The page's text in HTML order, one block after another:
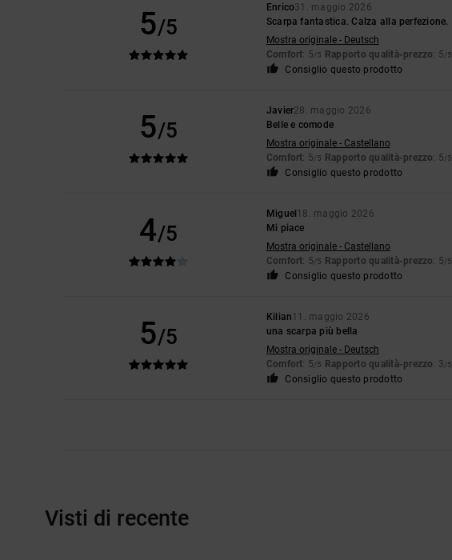
5/5
Enrico31. maggio 2026
Scarpa fantastica. Calza alla perfezione.
Mostra originale - Deutsch
Comfort: 5/5 Rapporto qualità-prezzo: 5/5
Consiglio questo prodotto
5/5
Javier28. maggio 2026
Belle e comode
Mostra originale - Castellano
Comfort: 5/5 Rapporto qualità-prezzo: 5/5
Consiglio questo prodotto
4/5
Miguel 18. maggio 2026
Mi piace
Mostra originale - Castellano
Comfort: 5/5 Rapporto qualità-prezzo: 5/5
Consiglio questo prodotto
5/5
Kilian11. maggio 2026
una scarpa più bella
Mostra originale - Deutsch
Comfort: 5/5 Rapporto qualità-prezzo: 3/5
Consiglio questo prodotto
Visti di recente